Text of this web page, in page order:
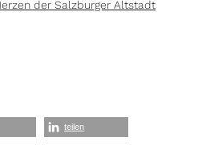
der Salzburger Altstadt
teilen